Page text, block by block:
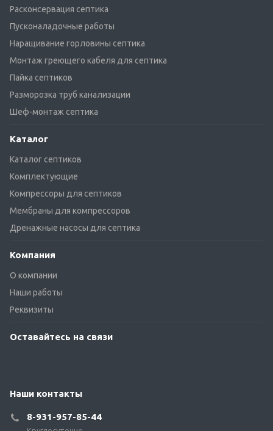
Расконсервация септика
Пусконаладочные работы
Наращивание горловины септика
Монтаж греющего кабеля для септика
Пайка септиков
Разморозка труб канализации
Шеф-монтаж септика
Каталог
Каталог септиков
Комплектующие
Компрессоры для септиков
Мембраны для компрессоров
Дренажные насосы для септика
Компания
О компании
Наши работы
Реквизиты
Оставайтесь на связи
Наши контакты
8-931-957-85-44